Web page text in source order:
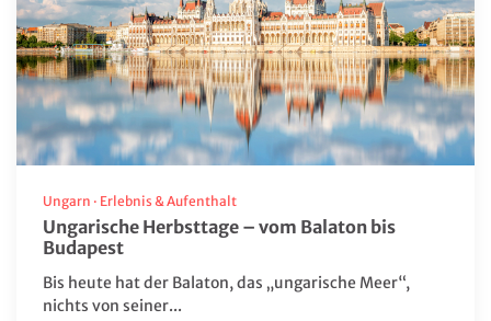
Ungarn · Erlebnis & Aufenthalt
Ungarische Herbsttage – vom Balaton bis
Budapest
Bis heute hat der Balaton, das „ungarische Meer“,
nichts von seiner...